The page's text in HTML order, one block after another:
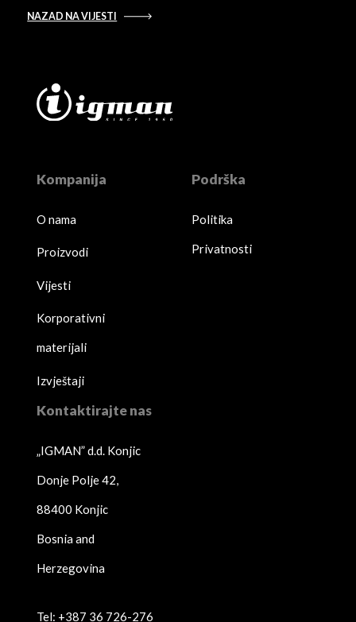
NAZAD NA VIJESTI
Kompanija
O nama
Proizvodi
Vijesti
Korporativni
materijali
Izvještaji
Podrška
Politika
Privatnosti
Kontaktirajte nas
„IGMAN” d.d. Konjic
Donje Polje 42,
88400 Konjic
Bosnia and
Herzegovina
Tel: +387 36 726-276